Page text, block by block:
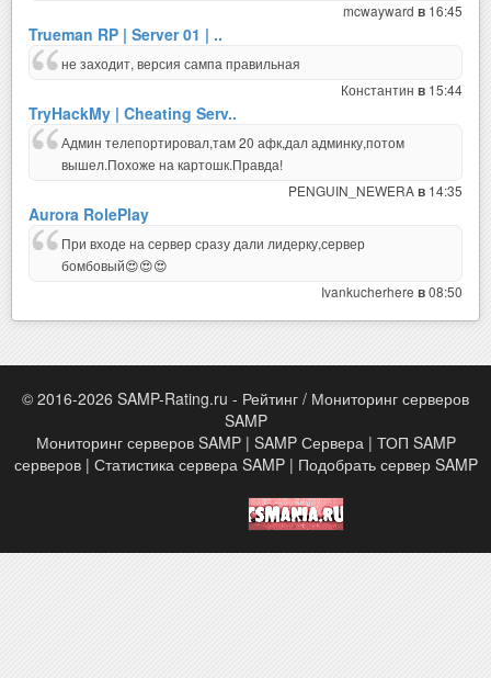
mcwayward в 16:45
Trueman RP | Server 01 | ..
не заходит, версия сампа правильная
Константин в 15:44
TryHackMy | Cheating Serv..
Админ телепортировал,там 20 афк,дал админку,потом
вышел.Похоже на картошк.Правда!
PENGUIN_NEWERAв 14:35
Aurora RolePlay
При входе на сервер сразу дали лидерку,сервер
бомбовый😍😍😍
Ivankucherhere в08:50
© 2016-2026 SAMP-Rating.ru - Рейтинг / Мониторинг серверов
SAMP
Мониторинг серверов SAMP | SAMP Сервера | ТОП SAMP
серверов | Статистика сервера SAMP | Подобрать сервер SAMP